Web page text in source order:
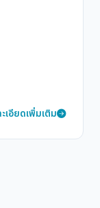
เอียดเพิ่มเติม